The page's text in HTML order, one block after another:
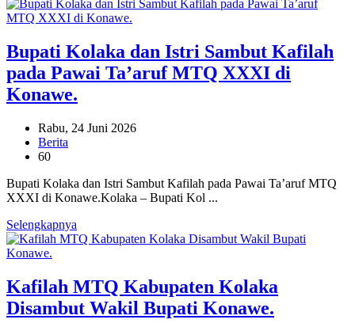
Bupati Kolaka dan Istri Sambut Kafilah
pada Pawai Ta’aruf MTQ XXXI di
Konawe.
Rabu, 24 Juni 2026
Berita
60
Bupati Kolaka dan Istri Sambut Kafilah pada Pawai Ta’aruf MTQ
XXXI di Konawe.Kolaka – Bupati Kol ...
Selengkapnya
Kafilah MTQ Kabupaten Kolaka
Disambut Wakil Bupati Konawe.